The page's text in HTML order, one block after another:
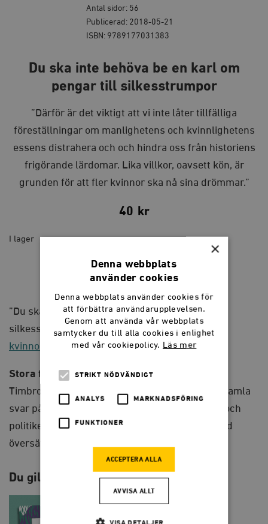
Antal sidor: 56
Publicerad: 2018-05-21
ISBN: 9789177031383
Du ska inte behöva be en karl om
pengar till silkesstrumpor
” Därför är det viktigt att vi inte låter tillfälliga
föreställningar om manlighetens och kvinnlighetens
essens distrahera och och hindra oss från historiens
frigörande lärdomar. Lika villkor, oavsett kön, är
grunden för att fler kvinnor ska nå sina drömmar.”
40 kr
I lager
be
en
karl
om
pengar
till
silkesstrumpor
LÄGG I VARUKORG
”Du ska inte behöva be en karl om pengar till
silkesstrumpor” ingår ien serie av essäer om
kvinnors rättigheter.
Stora frågor i litet format
Timbro förlags essäserie presenterar nya och gamla
svar på eviga frågor om människan, samhället och
politiken. Nya svenska originaltexter varvas med
översättningar.
Du gillar kanske också…
×
Denna webbplats
använder cookies
Denna webbplats använder cookies för
att förbättra användarupplevelsen.
Genom att använda vår webbplats
samtycker du till alla cookies i enlighet
med vår cookiepolicy. Läs mer
STRIKT NÖDVÄNDIGT
ANALYS MARKNADSFÖRING
FUNKTIONER
ACCEPTERA ALLA
AVVISA ALLT